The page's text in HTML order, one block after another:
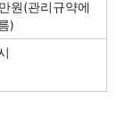
원(관리규약에
)